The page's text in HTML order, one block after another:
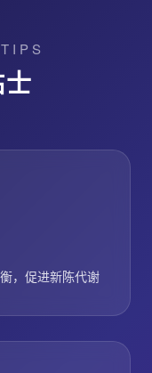
，促进新陈代谢